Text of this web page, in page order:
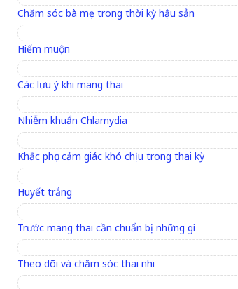
Chăm sóc bà mẹ trong thời kỳ hậu sản
Hiếm muộn
Các lưu ý khi mang thai
Nhiễm khuẩn Chlamydia
Khắc phục cảm giác khó chịu trong thai kỳ
Huyết trắng
Trước mang thai cần chuẩn bị những gì
Theo dõi và chăm sóc thai nhi